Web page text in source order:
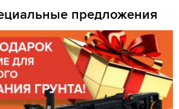
предложения